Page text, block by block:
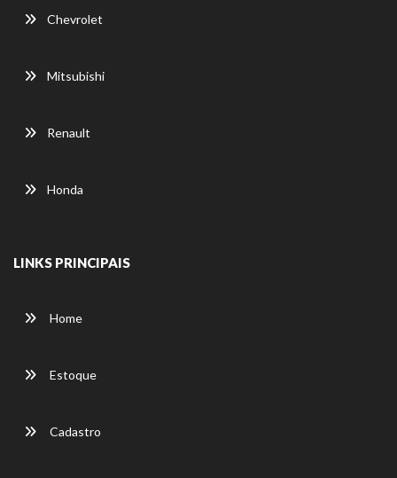
Chevrolet
Mitsubishi
Renault
Honda
LINKS PRINCIPAIS
Home
Estoque
Cadastro